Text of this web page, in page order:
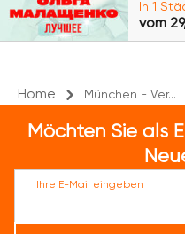
In 1
vom
Home München - Ver...
Möchten Sie als
Ihre E-Mail eingeben